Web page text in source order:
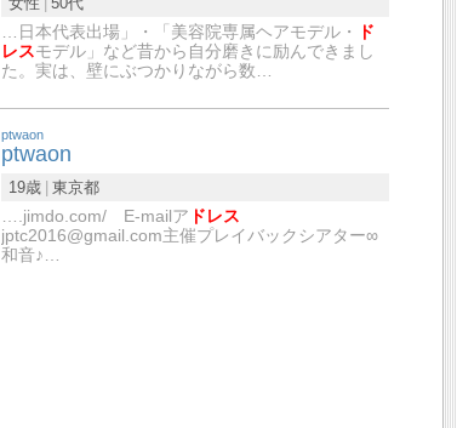
…日本代表出場」・「美容院専属ヘアモデル・
ド
レスモデル」など昔から自分磨きに励んできまし
た。実は、壁にぶつかりながら数…
ptwaon
ptwaon
19歳 東京都
….jimdo.com/ E-mailア ドレス
jptc2016@gmail.com主催プレイバックシアター∞
和音♪…